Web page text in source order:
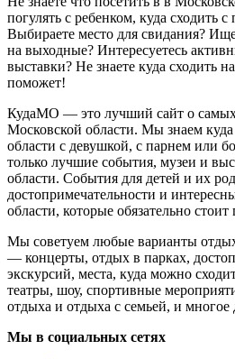
погулять с ребенком, куда сходить
Выбираете место для свидания?
на выходные? Интересуетесь
выставки? Не знаете куда сходить
поможет!
КудаМО — это лучший сайт о
Московской области. Мы знаем
области с девушкой, с парнем или
только лучшие события, музеи и
области. События для детей и их
достопримечательности и
области, которые обязательно стоит
Мы советуем любые варианты
— концерты, отдых в парках,
экскурсий, места, куда можно
театры, шоу, спортивные
отдыха и отдыха с семьей, и многое
Мы в социальных сетях